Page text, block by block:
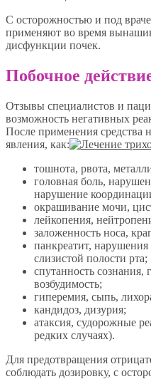
С осторожностью и под
применяют во время
дисфункции почек.
Побочное
Отзывы специалистов и
возможность негативных
После применения средства
явления, как:
тошнота, рвота,
головная боль,
нарушение
окрашивание мочи,
лейкопения,
заложенность носа,
панкреатит, нарушения
слизистой полости рта;
спутанность
возбудимость;
гиперемия, сыпь,
кандидоз, дизурия;
атаксия, судорожные
редких случаях).
Для предотвращения
соблюдать дозировку, с